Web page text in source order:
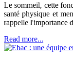
Le sommeil, cette
santé physique et
rappelle l'importance
Read more...